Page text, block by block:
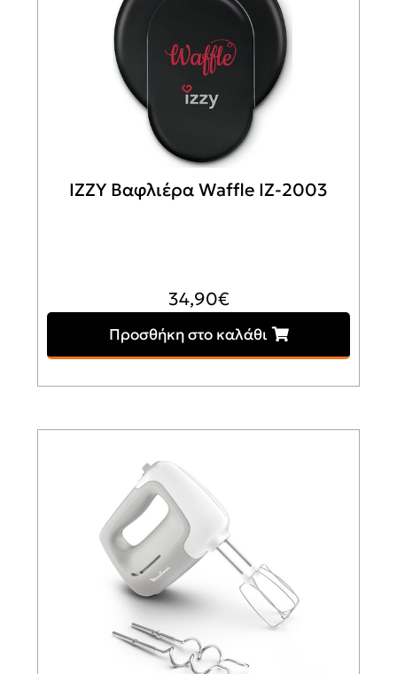
IZZY Βαφλιέρα Waffle IZ-2003
34,90€
Προσθήκη στο καλάθι